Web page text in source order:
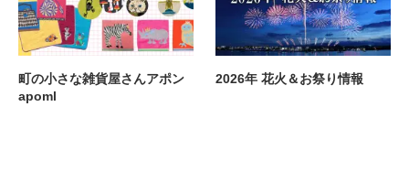
町の小さな雑貨屋さんアポン
apoml
2026年 花火＆お祭り情報